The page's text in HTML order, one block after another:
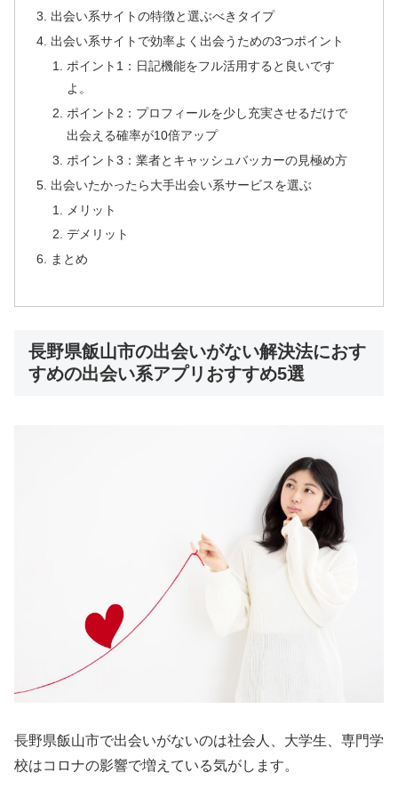
出会い系サイトの特徴と選ぶべきタイプ
出会い系サイトで効率よく出会うための3つポイント
ポイント1：日記機能をフル活用すると良いです
よ。
ポイント2：プロフィールを少し充実させるだけで
出会える確率が10倍アップ
ポイント3：業者とキャッシュバッカーの見極め方
出会いたかったら大手出会い系サービスを選ぶ
メリット
デメリット
まとめ
長野県飯山市の出会いがない解決法におす
すめの出会い系アプリおすすめ5選
長野県飯山市で出会いがないのは社会人、大学生、専門学
校はコロナの影響で増えている気がします。